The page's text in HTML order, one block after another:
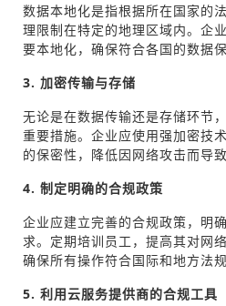
数据本地化是指根据所在国家的
理限制在特定的地理区域内。企
要本地化，确保符合各国的数据保
3. 加密传输与存储
无论是在数据传输还是存储环节
重要措施。企业应使用强加密技
的保密性，降低因网络攻击而导
4. 制定明确的合规政策
企业应建立完善的合规政策，明
求。定期培训员工，提高其对网
确保所有操作符合国际和地方法规
5. 利用云服务提供商的合规工具